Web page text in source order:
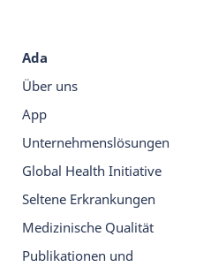
Ada
Über uns
App
Unternehmenslösungen
Global Health Initiative
Seltene Erkrankungen
Medizinische Qualität
Publikationen und